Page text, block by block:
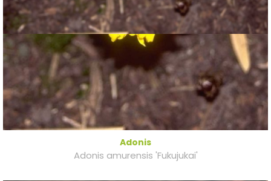
Adonis
Adonis amurensis 'Fukujukai'